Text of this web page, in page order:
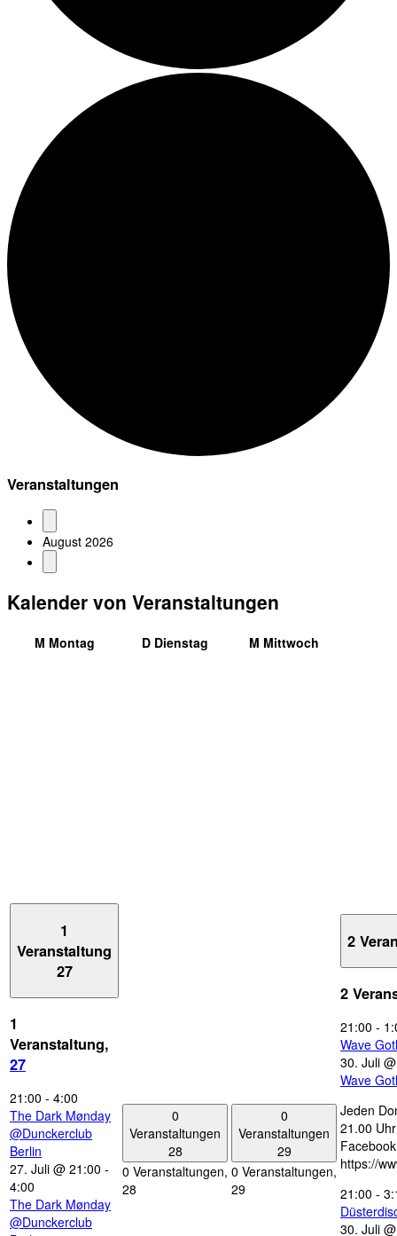
Veranstaltungen
August 2026
Kalender von Veranstaltungen
M Montag D Dienstag M Mittwoch
1
Veranstaltung
27
1
Veranstaltung,
27
21:00 - 4:00
The Dark Mønday
@Dunckerclub
Berlin
27. Juli @ 21:00 -
4:00
The Dark Mønday
@Dunckerclub
0
Veranstaltungen
28
0 Veranstaltungen,
28
0
Veranstaltungen
29
0 Veranstaltungen,
29
2
2
21:00 -
Wave
30. Juli
Wave
Jeden
21.00
https://
21:00 -
30. Juli